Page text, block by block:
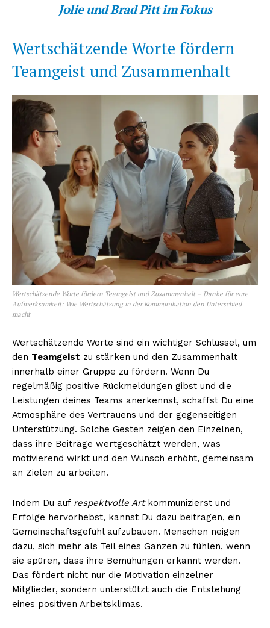
Jolie und Brad Pitt im Fokus
Wertschätzende Worte fördern
Teamgeist und Zusammenhalt
Wertschätzende Worte fördern Teamgeist und Zusammenhalt – Danke für eure
Aufmerksamkeit: Wie Wertschätzung in der Kommunikation den Unterschied
macht
Wertschätzende Worte sind ein wichtiger Schlüssel, um
den Teamgeist zu stärken und den Zusammenhalt
innerhalb einer Gruppe zu fördern. Wenn Du
regelmäßig positive Rückmeldungen gibst und die
Leistungen deines Teams anerkennst, schaffst Du eine
Atmosphäre des Vertrauens und der gegenseitigen
Unterstützung. Solche Gesten zeigen den Einzelnen,
dass ihre Beiträge wertgeschätzt werden, was
motivierend wirkt und den Wunsch erhöht, gemeinsam
an Zielen zu arbeiten.
Indem Du auf respektvolle Artkommunizierst und
Erfolge hervorhebst, kannst Du dazu beitragen, ein
Gemeinschaftsgefühl aufzubauen. Menschen neigen
dazu, sich mehr als Teil eines Ganzen zu fühlen, wenn
sie spüren, dass ihre Bemühungen erkannt werden.
Das fördert nicht nur die Motivation einzelner
Mitglieder, sondern unterstützt auch die Entstehung
eines positiven Arbeitsklimas.